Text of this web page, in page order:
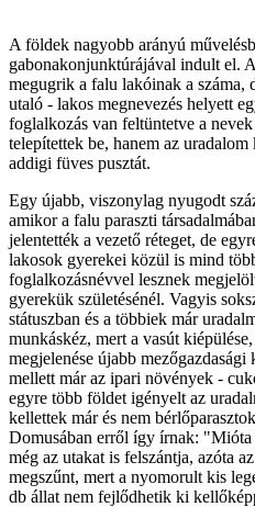
A földek nagyobb arányú
gabonakonjunktúrájával indult el.
megugrik a falu lakóinak a száma,
utaló - lakos megnevezés helyett
foglalkozás van feltüntetve a
telepítettek be, hanem az
addigi füves pusztát.
Egy újabb, viszonylag nyugodt
amikor a falu paraszti
jelentették a vezető réteget, de
lakosok gyerekei közül is mind
foglalkozásnévvel lesznek
gyerekük születésénél. Vagyis
státuszban és a többiek már
munkáskéz, mert a vasút
megjelenése újabb
mellett már az ipari növények -
egyre több földet igényelt az
kellettek már és nem
Domusában erről így írnak: "Mióta
még az utakat is felszántja, azóta
megszűnt, mert a nyomorult kis
db állat nem fejlődhetik ki